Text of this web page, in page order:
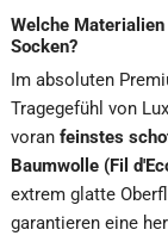
Welche
Socken?
Im absoluten
Tragegefühl von
voran feinstes
Baumwolle (Fil
extrem glatte
garantieren eine